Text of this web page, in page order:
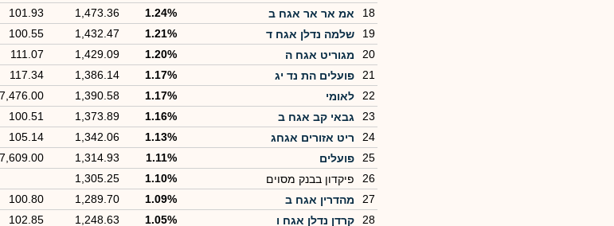
18
אמ אר אר אגח ב 1.24%
1,473.36
101.93
19
שלמה נדלן אגח ד 1.21%
1,432.47
100.55
20
מגוריט אגח ה 1.20%
1,429.09
111.07
21
פועלים הת נד יג 1.17%
1,386.14
117.34
22
לאומי 1.17%
1,390.58
7,476.00
23
גבאי קב אגח ב 1.16%
1,373.89
100.51
24
ריט אזורים אגחג 1.13%
1,342.06
105.14
25
פועלים 1.11%
1,314.93
7,609.00
26
פיקדון בבנק מסוים 1.10%
1,305.25
27
מהדרין אגח ב 1.09%
1,289.70
100.80
28
קרדן נדלן אגח ו 1.05%
1,248.63
102.85